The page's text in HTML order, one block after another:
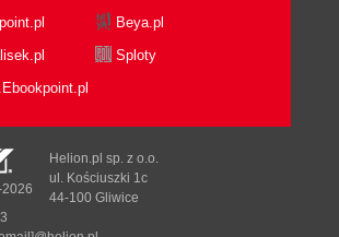
Beya.pl
Sploty
Helion.pl sp. z o.o.
ul. Kościuszki 1c
44-100 Gliwice